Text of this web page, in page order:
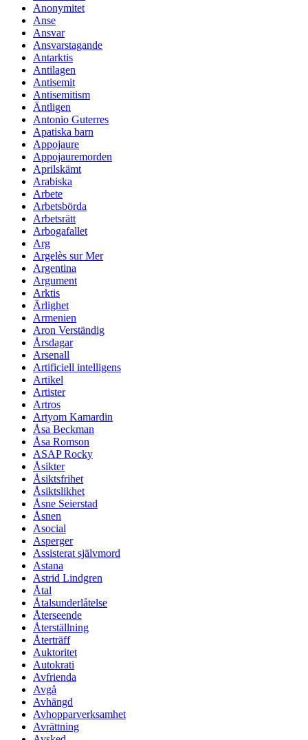
Anonymitet
Anse
Ansvar
Ansvarstagande
Antarktis
Antilagen
Antisemit
Antisemitism
Äntligen
Antonio Guterres
Apatiska barn
Appojaure
Appojauremorden
Aprilskämt
Arabiska
Arbete
Arbetsbörda
Arbetsrätt
Arbogafallet
Arg
Argelès sur Mer
Argentina
Argument
Arktis
Ärlighet
Armenien
Aron Verständig
Årsdagar
Arsenall
Artificiell intelligens
Artikel
Artister
Artros
Artyom Kamardin
Åsa Beckman
Åsa Romson
ASAP Rocky
Åsikter
Åsiktsfrihet
Åsiktslikhet
Åsne Seierstad
Åsnen
Asocial
Asperger
Assisterat självmord
Astana
Astrid Lindgren
Åtal
Åtalsunderlåtelse
Återseende
Återställning
Återträff
Auktoritet
Autokrati
Avfrienda
Avgå
Avhängd
Avhopparverksamhet
Avrättning